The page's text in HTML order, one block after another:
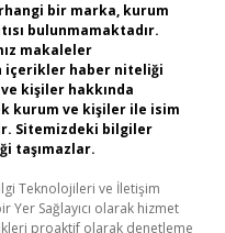
bir marka, kurum
bulunmamaktadır.
makaleler
içerikler haber niteliği
kişiler hakkında
kurum ve kişiler ile isim
Sitemizdeki bilgiler
taşımazlar.
Teknolojileri ve İletişim
Yer Sağlayıcı olarak hizmet
proaktif olarak denetleme